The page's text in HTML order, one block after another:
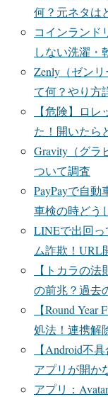
何？元ネタは
コインランド
しない洗濯・
Zenly（ゼン
て何？やり方
【危険】ロ
た！開いたら
Gravity（グラ
ついて調査
PayPayで自
車検の時どう
LINEで出回
ム詐欺！URL
【トカラの
の前兆？過去
【Round
処法！連携解
【Android不
アプリが開か
アプリ：